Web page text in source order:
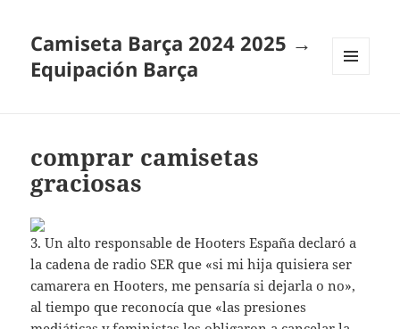
Camiseta Barça 2024 2025 →
Equipación Barça
comprar camisetas
graciosas
3. Un alto responsable de Hooters España declaró a
la cadena de radio SER que «si mi hija quisiera ser
camarera en Hooters, me pensaría si dejarla o no»,
al tiempo que reconocía que «las presiones